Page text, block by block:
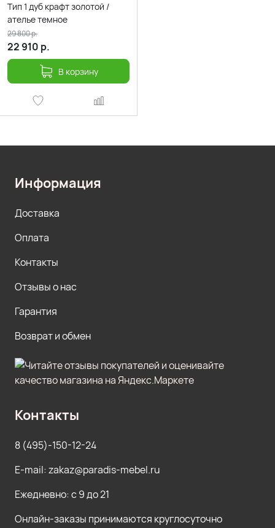
Тип 1 дуб крафт золотой /
ателье темное
22 910 р.
29 800р.
В корзину
Информация
Доставка
Оплата
Контакты
Отзывы о нас
Гарантия
Возврат и обмен
Контакты
8 (495)-150-12-24
E-mail: zakaz@paradis-mebel.ru
Ежедневно: с 9 до 21
Онлайн-заказы принимаются круглосуточно